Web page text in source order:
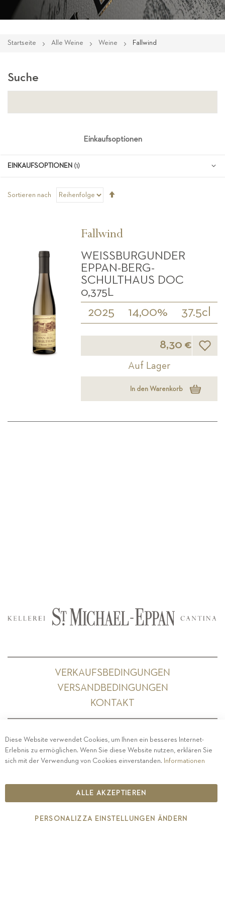
Startseite Alle Weine Weine Fallwind
Sortieren nach
Fallwind
WEISSBURGUNDER E
PPAN-BERG-S
CHULTHAUS DOC 0
,375L
2025 14,00% 37.5cl
8,30 €
Auf Lager
In den Warenkorb
Suche
Einkaufsoptionen
EINKAUFSOPTIONEN
VERKAUFSBEDINGUNGEN
VERSANDBEDINGUNGEN
KONTAKT
PRIVACY-IMPRESSUM- COOKIE POLICY-
ETHISCHER KODEX
IT00126670215
Diese Website verwendet Cookies, um Ihnen ein besseres Internet-
Erlebnis zu ermöglichen. Wenn Sie diese Website nutzen, erklären Sie
sich mit der Verwendung von Cookies einverstanden. Informationen
ALLE AKZEPTIEREN
PERSONALIZZA EINSTELLUNGEN ÄNDERN